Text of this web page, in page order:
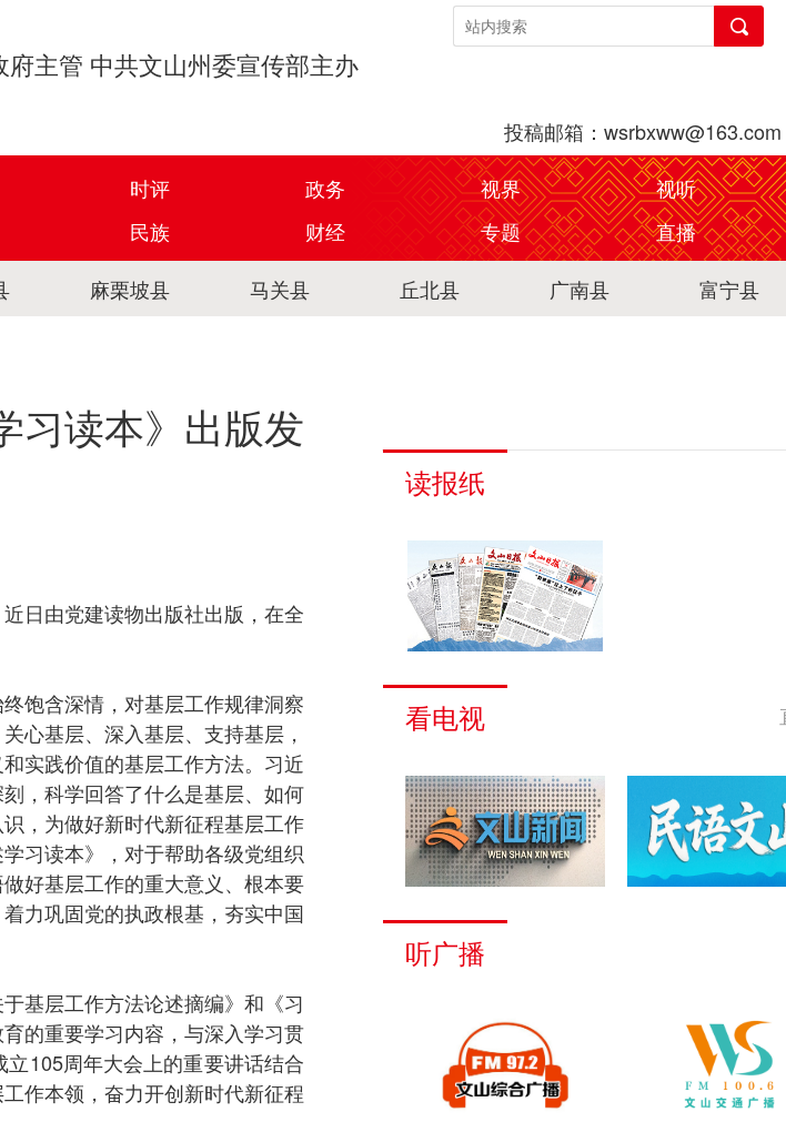
主管 中共文山州委宣传部主办
投稿邮箱：wsrbxww@163.com
时评 政务 视界
视听
民族 财经 专题
直播
麻栗坡县 马关县 丘北县 广南县 富宁县
习读本》出版发
日由党建读物出版社出版，在全
饱含深情，对基层工作规律洞察
心基层、深入基层、支持基层，
实践价值的基层工作方法。习近
，科学回答了什么是基层、如何
，为做好新时代新征程基层工作
习读本》，对于帮助各级党组织
好基层工作的重大意义、根本要
力巩固党的执政根基，夯实中国
基层工作方法论述摘编》和《习
的重要学习内容，与深入学习贯
105周年大会上的重要讲话结合
作本领，奋力开创新时代新征程
读报纸
看电视
听广播